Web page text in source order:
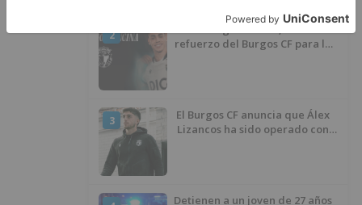
2
Santiago Lencina, nuevo
refuerzo del Burgos CF para la
3
El Burgos CF anuncia que Álex
Lizancos ha sido operado con
Detienen a un joven de 27 años